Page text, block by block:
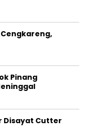
Cengkareng,
Pinang
Disayat Cutter